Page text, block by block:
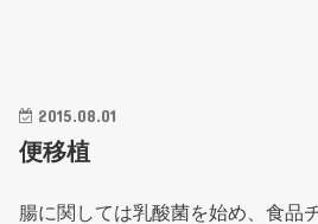
2015.08.01
便移植
腸に関しては乳酸菌を始め、食品